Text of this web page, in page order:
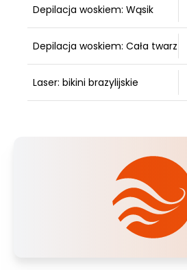
Depilacja woskiem: Wąsik
Depilacja woskiem: Cała twarz
Laser: bikini brazylijskie